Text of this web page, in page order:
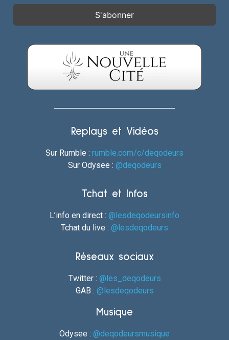
Replays et Vidéos
Sur Rumble : rumble.com/c/deqodeurs
Sur Odysee : @deqodeurs
Tchat et Infos
L’info en direct : @lesdeqodeursinfo
Tchat du live : @lesdeqodeurs
Réseaux sociaux
Twitter : @les_deqodeurs
GAB : @lesdeqodeurs
Musique
Odysee : @deqodeursmusique